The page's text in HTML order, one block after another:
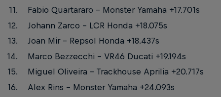
Fabio Quartararo – Monster Yamaha +17.701s
Johann Zarco – LCR Honda +18.075s
Joan Mir – Repsol Honda +18.437s
Marco Bezzecchi – VR46 Ducati +19.194s
Miguel Oliveira – Trackhouse Aprilia +20.717s
Alex Rins – Monster Yamaha +24.093s